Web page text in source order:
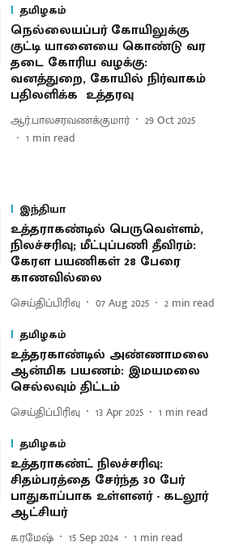
தமிழகம்
நெல்லையப்பர் கோயிலுக்கு
குட்டி யானையை கொண்டு வர
தடை கோரிய வழக்கு:
வனத்துறை, கோயில் நிர்வாகம்
பதிலளிக்க உத்தரவு
ஆர்.பாலசரவணக்குமார்
29 Oct 2025
1 min read
இந்தியா
உத்தராகண்டில் பெருவெள்ளம்,
நிலச்சரிவு; மீட்புப்பணி தீவிரம்:
கேரள பயணிகள் 28 பேரை
காணவில்லை
செய்திப்பிரிவு 07 Aug 2025 2 min read
தமிழகம்
உத்தரகாண்டில் அண்ணாமலை
ஆன்மிக பயணம்: இமயமலை
செல்லவும் திட்டம்
செய்திப்பிரிவு 13 Apr 2025 1 min read
தமிழகம்
உத்தராகண்ட் நிலச்சரிவு:
சிதம்பரத்தை சேர்ந்த 30 பேர்
பாதுகாப்பாக உள்ளனர் - கடலூர்
ஆட்சியர்
க.ரமேஷ் 15 Sep 2024 1 min read